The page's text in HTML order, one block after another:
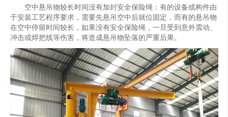
空中悬吊物较长时间没有加封安全保险绳：有的设备或构件由
于安装工艺程序要求，需要先悬吊空中后就位固定，而有的悬吊物
在空中停留时间较长，如果没有安全保险绳，一旦受到意外震动、
冲击或焊把线等伤害，将造成悬吊物坠落的严重后果。